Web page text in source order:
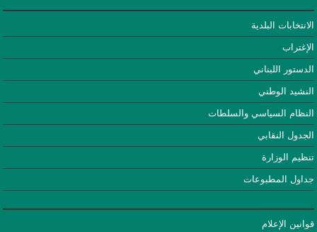
الانتخابات البلدية
الإغتراب
الدستور اللبناني
النشيد الوطني
النظام السياسي والسلطات
الجدول النقابي
تنظيم الوزارة
جداول المطبوعات
قوانين الإعلام